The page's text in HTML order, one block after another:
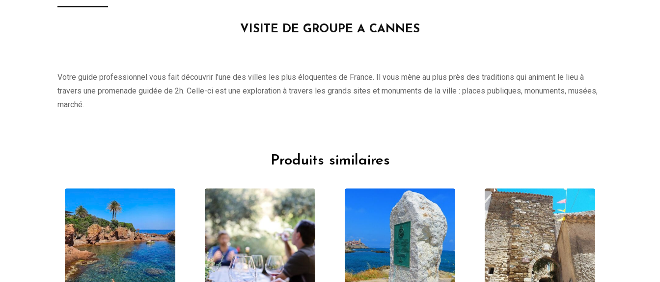
VISITE DE GROUPE A CANNES
Votre guide professionnel vous fait découvrir l’une des villes les plus éloquentes de France. Il vous mène au plus près des traditions qui animent le lieu à
travers une promenade guidée de 2h. Celle-ci est une exploration à travers les grands sites et monuments de la ville : places publiques, monuments, musées,
marché.
Produits similaires